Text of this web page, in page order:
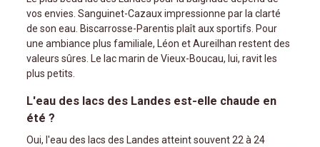
vos envies. Sanguinet-Cazaux impressionne par la clarté
de son eau. Biscarrosse-Parentis plaît aux sportifs. Pour
une ambiance plus familiale, Léon et Aureilhan restent des
valeurs sûres. Le lac marin de Vieux-Boucau, lui, ravit les
plus petits.
L'eau des lacs des Landes est-elle chaude en
été ?
Oui, l'eau des lacs des Landes atteint souvent 22 à 24